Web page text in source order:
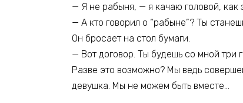
— Я не рабыня, — я качаю головой, как
— А кто говорил о “рабыне”? Ты
Он бросает на стол бумаги.
— Вот договор. Ты будешь со мной три
Разве это возможно? Мы ведь
девушка. Мы не можем быть вместе…